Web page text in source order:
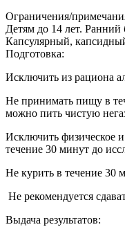
Ограничения/
Детям до 14 лет. Ранний
Капсулярный,
Подготовка:
Исключить из рациона
Не принимать пищу в
можно пить чистую
Исключить физическое
течение 30 минут до
Не курить в течение 30
Не рекомендуется
Выдача результатов: